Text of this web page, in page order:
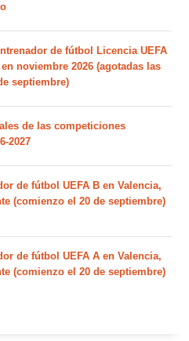
de fútbol Licencia UEFA
noviembre 2026 (agotadas las
septiembre)
de las competiciones
2027
de fútbol UEFA B en Valencia,
(comienzo el 20 de septiembre)
de fútbol UEFA A en Valencia,
(comienzo el 20 de septiembre)